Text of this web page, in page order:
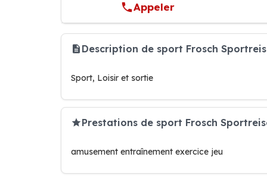
Appeler
Description de sport Frosch
Sport, Loisir et sortie
Prestations de sport Frosch
amusement entraînement exercice jeu